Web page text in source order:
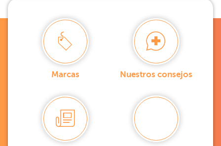
Marcas Nuestros consejos